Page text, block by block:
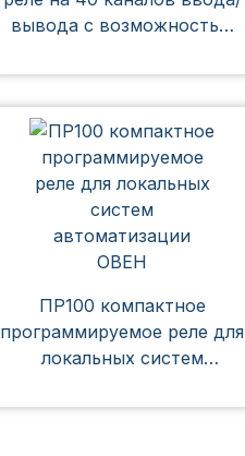
вывода с возможностью
выходов ОВЕН
ПР100 компактное
программируемое реле для
локальных систем